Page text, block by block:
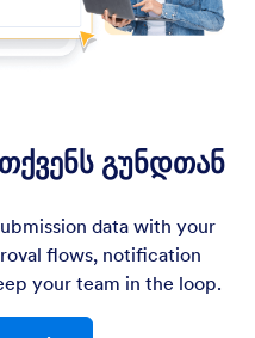
გუნდთან
data with your
flows, notification
your team in the loop.